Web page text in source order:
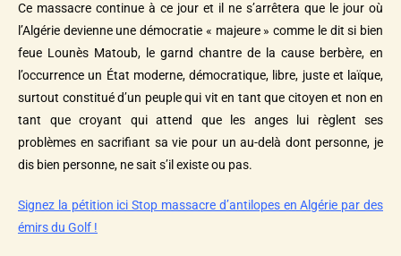
Ce massacre continue à ce jour et il ne s’arrêtera que le jour où
l’Algérie devienne une démocratie « majeure » comme le dit si bien
feue Lounès Matoub, le garnd chantre de la cause berbère, en
l’occurrence un État moderne, démocratique, libre, juste et laïque,
surtout constitué d’un peuple qui vit en tant que citoyen et non en
tant que croyant qui attend que les anges lui règlent ses
problèmes en sacrifiant sa vie pour un au-delà dont personne, je
dis bien personne, ne sait s’il existe ou pas.
Signez la pétition ici Stop massacre d’antilopes en Algérie par des
émirs du Golf !